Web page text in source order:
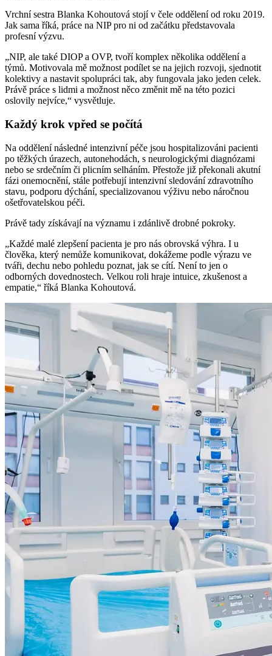
Vrchní sestra Blanka Kohoutová stojí v čele oddělení od roku 2019.
Jak sama říká, práce na NIP pro ni od začátku představovala
profesní výzvu.
„NIP, ale také DIOP a OVP, tvoří komplex několika oddělení a
týmů. Motivovala mě možnost podílet se na jejich rozvoji, sjednotit
kolektivy a nastavit spolupráci tak, aby fungovala jako jeden celek.
Právě práce s lidmi a možnost něco změnit mě na této pozici
oslovily nejvíce,“ vysvětluje.
Každý krok vpřed se počítá
Na oddělení následné intenzivní péče jsou hospitalizováni pacienti
po těžkých úrazech, autonehodách, s neurologickými diagnózami
nebo se srdečním či plicním selháním. Přestože již překonali akutní
fázi onemocnění, stále potřebují intenzivní sledování zdravotního
stavu, podporu dýchání, specializovanou výživu nebo náročnou
ošetřovatelskou péči.
Právě tady získávají na významu i zdánlivě drobné pokroky.
„Každé malé zlepšení pacienta je pro nás obrovská výhra. I u
člověka, který nemůže komunikovat, dokážeme podle výrazu ve
tváři, dechu nebo pohledu poznat, jak se cítí. Není to jen o
odborných dovednostech. Velkou roli hraje intuice, zkušenost a
empatie,“ říká Blanka Kohoutová.